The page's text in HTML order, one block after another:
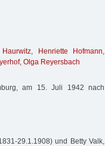
, Henriette Hofmann,
, Olga Reyersbach
am 15. Juli 1942 nach
29.1.1908) und Betty Valk,